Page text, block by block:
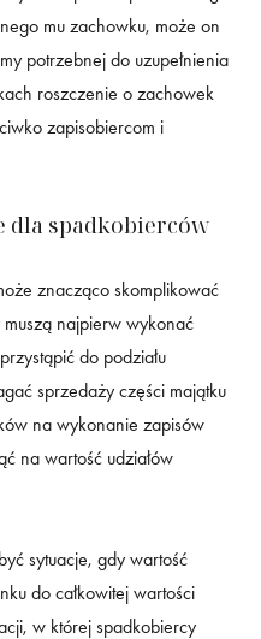
mu zachowku, może on
potrzebnej do uzupełnienia
roszczenie o zachowek
zapisobiercom i
dla spadkobierców
znacząco skomplikować
muszą najpierw wykonać
do podziału
sprzedaży części majątku
na wykonanie zapisów
na wartość udziałów
sytuacje, gdy wartość
do całkowitej wartości
w której spadkobiercy